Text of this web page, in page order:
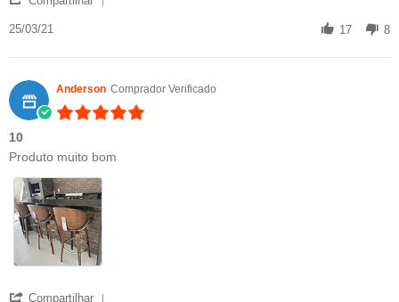
25/03/21 17 8
Anderson Comprador Verificado
10
Review by Anderson on 30 Dec 2020
review stating 10
Produto muito bom
Compartilhar